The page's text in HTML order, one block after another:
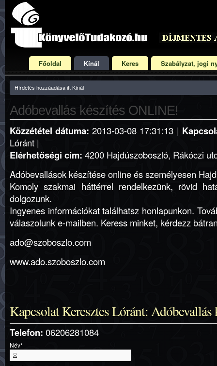
Főoldal Kínál Keres Szabályzat, jogi
Hírdetés hozzáadása itt Kínál
Adóbevallás készítés ONLINE!
Közzététel dátuma: 2013-03-08 17:31:13 |
Lóránt |
Elérhetőségi cím: 4200 Hajdúszoboszló, Rákóczi
Adóbevallások készítése online és személyesen
Komoly szakmai háttérrel rendelkezünk, rövid
dolgozunk.
Ingyenes információkat találhatsz honlapunkon.
válaszolunk e-mailben. Keress minket, kérdezz
ado@szoboszlo.com
www.ado.szoboszlo.com
Kapcsolat Keresztes Lóránt:
Telefon: 06206281084
Név*